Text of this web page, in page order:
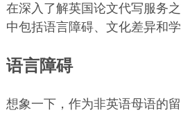
在深入了解英国论文代写服务
中包括语言障碍、文化差异和
语言障碍
想象一下，作为非英语母语的